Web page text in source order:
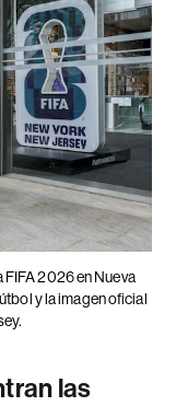
2026 en Nueva
y la imagen oficial
las